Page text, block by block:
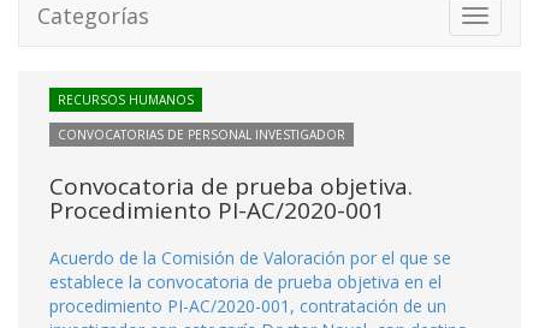
Toggle
Categorías
RECURSOS HUMANOS
CONVOCATORIAS DE PERSONAL INVESTIGADOR
Convocatoria de prueba objetiva.
Procedimiento PI-AC/2020-001
Acuerdo de la Comisión de Valoración por el que se
establece la convocatoria de prueba objetiva en el
procedimiento PI-AC/2020-001, contratación de un